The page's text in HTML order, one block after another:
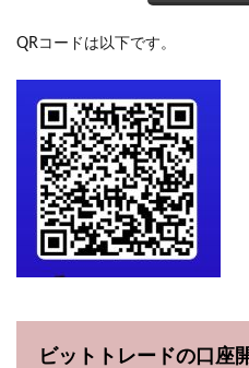
QRコードは以下です。
ビットトレードの口座